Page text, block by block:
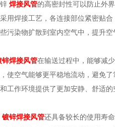
焊接风管的高密封性可以防止外
用焊接工艺，各连接部位紧密贴
污染物扩散到室内空气中，提升空
锌焊接风管在输送过程中，能够减
使空气能够更平稳地流动，避免
工作环境提供了更加安静、舒适的
镀锌焊接风管还具备较长的使用寿